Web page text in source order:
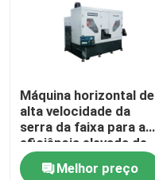
Máquina horizontal de
alta velocidade da
serra da faixa para a
eficiência elevada de
alumínio dos lingotes
Melhor preço